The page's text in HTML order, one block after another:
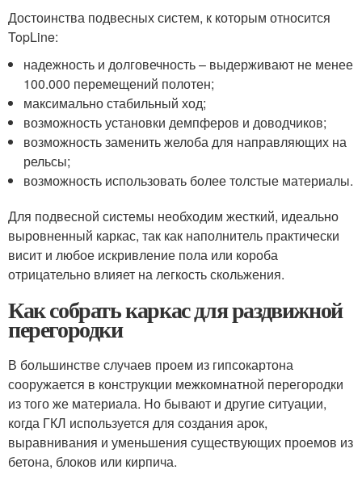
Достоинства подвесных систем, к которым относится
TopLine:
надежность и долговечность – выдерживают не менее
100.000 перемещений полотен;
максимально стабильный ход;
возможность установки демпферов и доводчиков;
возможность заменить желоба для направляющих на
рельсы;
возможность использовать более толстые материалы.
Для подвесной системы необходим жесткий, идеально
выровненный каркас, так как наполнитель практически
висит и любое искривление пола или короба
отрицательно влияет на легкость скольжения.
Как собрать каркас для раздвижной
перегородки
В большинстве случаев проем из гипсокартона
сооружается в конструкции межкомнатной перегородки
из того же материала. Но бывают и другие ситуации,
когда ГКЛ используется для создания арок,
выравнивания и уменьшения существующих проемов из
бетона, блоков или кирпича.